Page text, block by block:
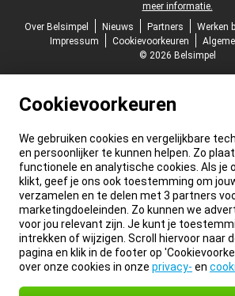
meer informatie.
Over Belsimpel
Nieuws Partners Werken
Impressum
Cookievoorkeuren
© 2026 Belsimpel
Cookievoorkeuren
We gebruiken cookies en vergelijkbare
en persoonlijker te kunnen helpen. Zo
functionele en analytische cookies. Als je
klikt, geef je ons ook toestemming om
verzamelen en te delen met 3 partners
marketingdoeleinden. Zo kunnen we
voor jou relevant zijn. Je kunt je
intrekken of wijzigen. Scroll hiervoor naar
pagina en klik in de footer op
over onze cookies in onze privacy- en